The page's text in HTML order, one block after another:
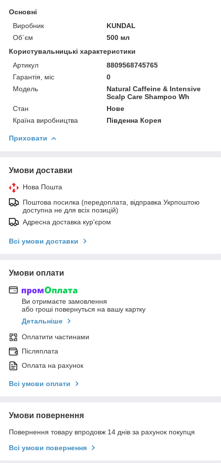
Основні
Виробник
KUNDAL
Об`єм
500 мл
Користувальницькі характеристики
Артикул
8809568745765
Гарантія, міс
0
Мoдель
Natural Caffeine & Intensive
Scalp Care Shampoo Wh
Стан
Нове
Країна виробництва
Південна Корея
Приховати
Умови доставки
Нова Пошта
Поштова посилка (передоплата, відправка Укрпоштою
доступна не для всіх позицій)
Адресна доставка кур'єром
Всі умови доставки
Умови оплати
Ви отримаєте замовлення
або гроші повернуться на вашу картку
Детальніше
Оплатити частинами
Післяплата
Оплата на рахунок
Всі умови оплати
Умови повернення
Повернення товару впродовж 14 днів за рахунок покупця
Всі умови повернення